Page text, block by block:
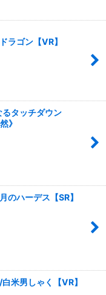
ラゴン【VR】
るタッチダウン
》
のハーデス【SR】
米男しゃく【VR】